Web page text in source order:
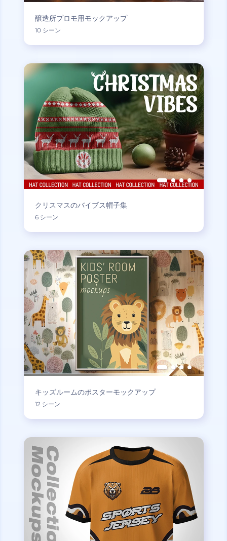
醸造所プロモ用モックアップ
10 シーン
クリスマスのバイブス帽子集
6 シーン
キッズルームのポスターモックアップ
12 シーン